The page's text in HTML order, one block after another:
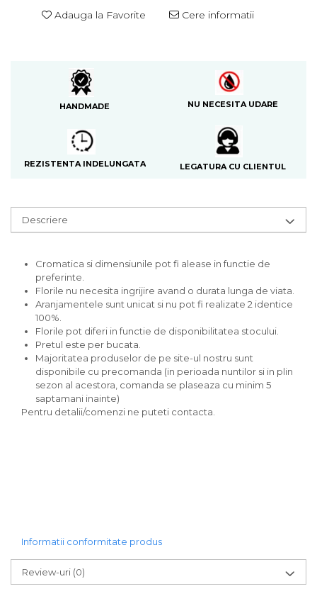
Adauga la Favorite Cere informatii
HANDMADE NU NECESITA UDARE
REZISTENTA INDELUNGATA LEGATURA CU CLIENTUL
Descriere
Cromatica si dimensiunile pot fi alease in functie de
preferinte.
Florile nu necesita ingrijire avand o durata lunga de viata.
Aranjamentele sunt unicat si nu pot fi realizate 2 identice
100%.
Florile pot diferi in functie de disponibilitatea stocului.
Pretul este per bucata.
Majoritatea produselor de pe site-ul nostru sunt
disponibile cu precomanda (in perioada nuntilor si in plin
sezon al acestora, comanda se plaseaza cu minim 5
saptamani inainte)
Pentru detalii/comenzi ne puteti contacta.
Informatii conformitate produs
Review-uri (0)